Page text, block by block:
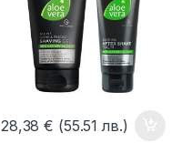
28,38€ (55.51 лв.)